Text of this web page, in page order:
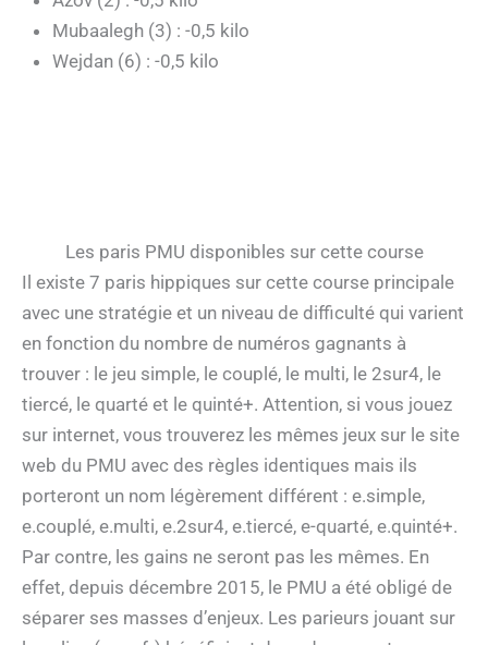
Mubaalegh (3) : -0,5 kilo
Wejdan (6) : -0,5 kilo
Les paris PMU disponibles sur cette course
Il existe 7 paris hippiques sur cette course principale
avec une stratégie et un niveau de difficulté qui varient
en fonction du nombre de numéros gagnants à
trouver : le jeu simple, le couplé, le multi, le 2sur4, le
tiercé, le quarté et le quinté+. Attention, si vous jouez
sur internet, vous trouverez les mêmes jeux sur le site
web du PMU avec des règles identiques mais ils
porteront un nom légèrement différent : e.simple,
e.couplé, e.multi, e.2sur4, e.tiercé, e-quarté, e.quinté+.
Par contre, les gains ne seront pas les mêmes. En
effet, depuis décembre 2015, le PMU a été obligé de
séparer ses masses d’enjeux. Les parieurs jouant sur